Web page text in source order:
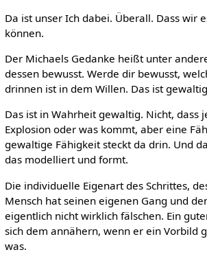
Da ist unser Ich dabei. Überall. Dass wir
können.
Der Michaels Gedanke heißt unter
dessen bewusst. Werde dir bewusst,
drinnen ist in dem Willen. Das ist
Das ist in Wahrheit gewaltig. Nicht, dass
Explosion oder was kommt, aber eine
gewaltige Fähigkeit steckt da drin. Und
das modelliert und formt.
Die individuelle Eigenart des Schrittes,
Mensch hat seinen eigenen Gang und
eigentlich nicht wirklich fälschen. Ein
sich dem annähern, wenn er ein Vorbild
was.